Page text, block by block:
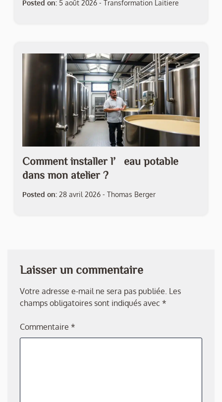
Posted on: 5 août 2026 - Transformation Laitiere
Comment installer l’eau potable
dans mon atelier ?
Posted on: 28 avril 2026 - Thomas Berger
Laisser un commentaire
Votre adresse e-mail ne sera pas publiée. Les
champs obligatoires sont indiqués avec *
Commentaire *